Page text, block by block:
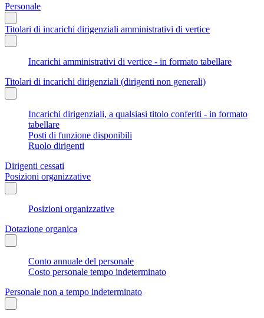
Personale
Titolari di incarichi dirigenziali amministrativi di vertice
Incarichi amministrativi di vertice - in formato tabellare
Titolari di incarichi dirigenziali (dirigenti non generali)
Incarichi dirigenziali, a qualsiasi titolo conferiti - in formato
tabellare
Posti di funzione disponibili
Ruolo dirigenti
Dirigenti cessati
Posizioni organizzative
Posizioni organizzative
Dotazione organica
Conto annuale del personale
Costo personale tempo indeterminato
Personale non a tempo indeterminato